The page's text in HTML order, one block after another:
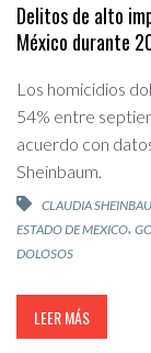
Delitos de alto
México durante
Los homicidios
54% entre
acuerdo con
Sheinbaum.
CLAUDIA
ESTADO DE MEXICO,
DOLOSOS
LEER MÁS